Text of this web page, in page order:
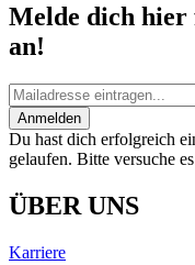
Melde dich hier
an!
Anmelden
Du hast dich erfolgreich
gelaufen. Bitte versuche
ÜBER UNS
Karriere